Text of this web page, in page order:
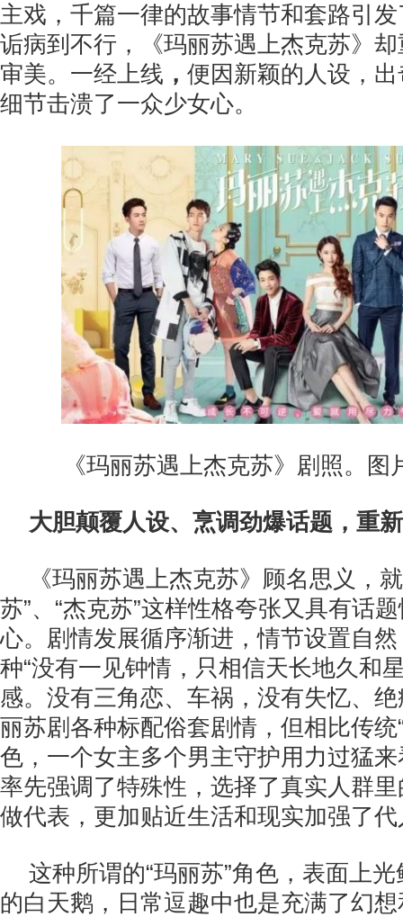
主戏，千篇一律的故事情节和套路引
诟病到不行，《玛丽苏遇上杰克苏》
审美。一经上线 ， 便因新颖的人设，
细节击溃了一众少女心。
《玛丽苏遇上杰克苏》剧照。图
大胆颠覆人设、烹调劲爆话题 ， 重
《玛丽苏遇上杰克苏》顾名思义，
苏”、“杰克苏”这样性格夸张又具有话
心。剧情发展循序渐进，情节设置自
种“没有一见钟情，只相信天长地久和
感。没有三角恋、车祸，没有失忆、
丽苏剧各种标配俗套剧情，但相比传统
色，一个女主多个男主守护用力过猛
率先强调了特殊性，选择了真实人群里
做代表，更加贴近生活和现实加强了
这种所谓的“玛丽苏”角色，表面上
的白天鹅，日常逗趣中也是充满了幻